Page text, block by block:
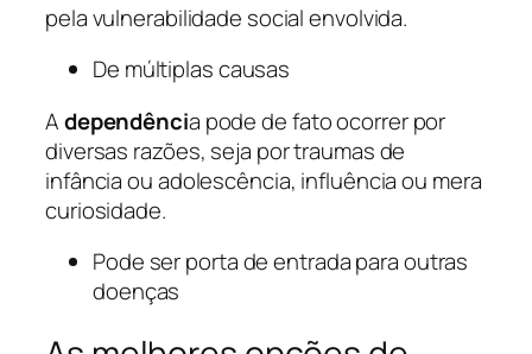
pela vulnerabilidade social envolvida.
De múltiplas causas
Adependência pode de fato ocorrer por
diversas razões, seja por traumas de
infância ou adolescência, influência ou mera
curiosidade.
Pode ser porta de entrada para outras
doenças